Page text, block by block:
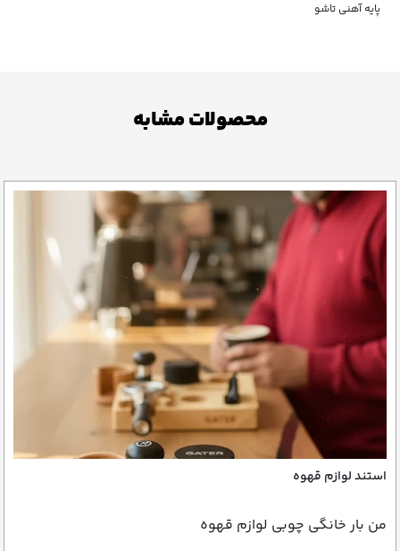
پایه آهنی تاشو
محصولات مشابه
استند لوازم قهوه
من بار خانگی چوبی لوازم قهوه